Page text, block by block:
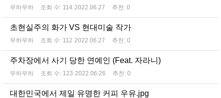
무하무하 조회 수: 114 2022.06.27 추천: 0
초현실주의 화가 VS 현대미술 작가
무하무하 조회 수: 112 2022.06.27 추천: 0
주차장에서 사기 당한 연예인 (Feat. 자라니)
무하무하 조회 수: 123 2022.06.26 추천: 0
대한민국에서 제일 유명한 커피 우유.jpg